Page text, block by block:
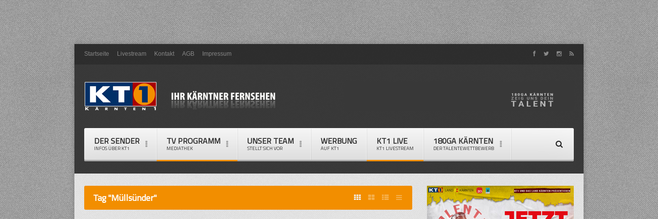
Startseite Livestream Kontakt AGB Impressum
DER SENDER
INFOS ÜBER KT1
TV PROGRAMM
MEDIATHEK
UNSER TEAM
STELLT SICH VOR
WERBUNG
AUF KT1
KT1 LIVE
KT1 LIVESTREAM
180GA KÄRNTEN
DER TALENTEWETTBEWERB
Tag "Müllsünder"